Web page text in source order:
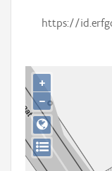
Gebeurtenis
Persoon of collectief
Downloads
Hergebruik
https://
+
−